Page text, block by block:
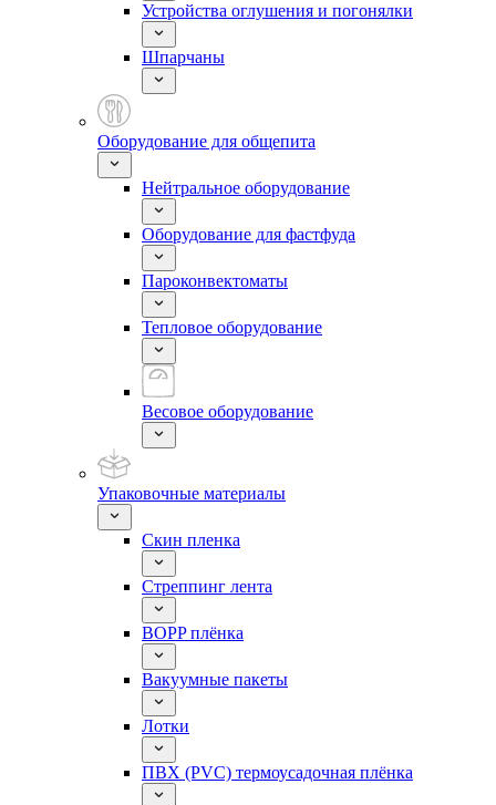
Устройства оглушения и погонялки
Шпарчаны
Оборудование для общепита
Нейтральное оборудование
Оборудование для фастфуда
Пароконвектоматы
Тепловое оборудование
Весовое оборудование
Упаковочные материалы
Скин пленка
Стреппинг лента
BOPP плёнка
Вакуумные пакеты
Лотки
ПВХ (PVC) термоусадочная плёнка